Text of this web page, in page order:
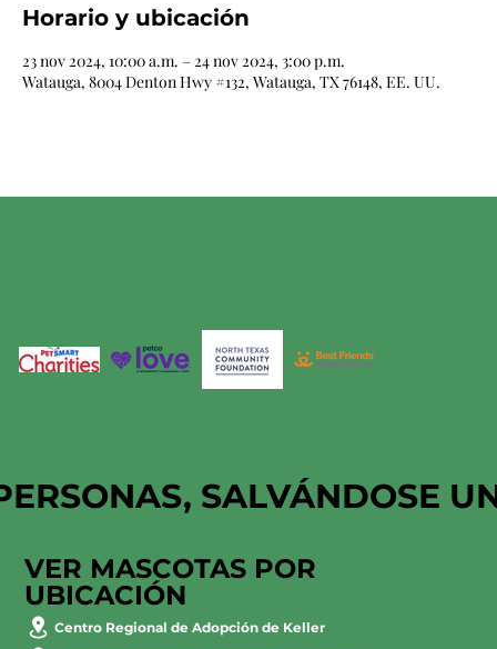
Horario y ubicación
23 nov 2024, 10:00 a.m. – 24 nov 2024, 3:00 p.m.
Watauga, 8004 Denton Hwy #132, Watauga, TX 76148, EE. UU.
SALVÁNDOSE
VER MASCOTAS POR
UBICACIÓN
Centro Regional de Adopción de Keller